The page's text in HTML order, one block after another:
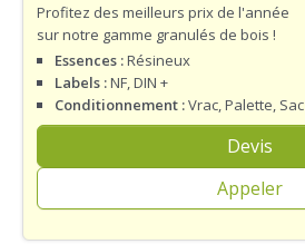
BLOG
ESPACE PRO
Profitez des meilleurs prix de l'année
sur notre gamme granulés de bois !
Essences :Résineux
Labels :NF, DIN +
Conditionnement :Vrac, Palette, Sac
Devis
Appeler